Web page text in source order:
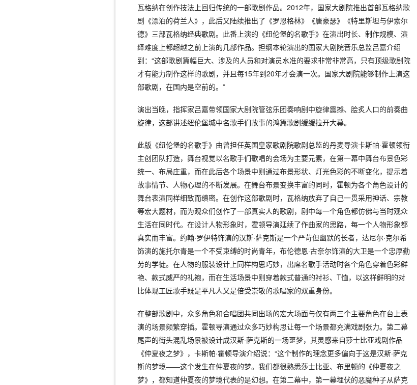
瓦格纳在创作技法上回归传统的一部歌剧作品。2012年，国家大剧院推出首部瓦格纳歌
剧《漂泊的荷兰人》，此后又陆续推出了《罗恩格林》《唐豪瑟》《特里斯坦与伊索尔
德》三部瓦格纳经典歌剧。此番上演的《纽伦堡的名歌手》在演出时长、制作规模、演
绎难度上都超越之前上演的几部作品。担纲本轮演出的国家大剧院音乐总监吕嘉介绍
到：“这部歌剧篇幅巨大、涉及的人员和对演员水准的要求非常非常高，只有顶级歌剧院
才有能力制作这样的歌剧，并且每15年到20年才会演一次。国家大剧院能够制作上演这
部歌剧，在国内是空前的。”
演出当晚，指挥家吕嘉带领国家大剧院管弦乐团奏响剧中旋律震撼、脍炙人口的前奏曲
旋律，这部讲述纽伦堡城中名歌手们故事的鸿篇歌剧缓缓拉开大幕。
此版《纽伦堡的名歌手》由曾担任英国皇家歌剧院歌剧总监的丹麦导演卡斯帕·霍顿领衔
主创团队打造，舞台视觉以名歌手们歌唱的会场为主要元素，在第一幕中舞台布景色彩
统一、布局庄重，而在此后各个场景中则通过布景形状、灯光色彩的不断变化，提示着
故事情节、人物心理的不断发展。在舞台布景变换丰富的同时，霍顿为各个角色设计的
舞台表演同样细致而缜密。在创作这部歌剧时，瓦格纳放弃了自己一贯采用神话、宗教
等宏大题材，而为观众们创作了一部真实人的歌剧，剧中每一个角色都仿佛与当时观众
生活在同时代。在设计人物形象时，霍顿导演延续了作曲家的思路，每一个人物形象都
真实而丰富。约翰·罗伊特饰演的汉斯·萨克斯是一个严苛但幽默的长者，达尼尔·克尔希
饰演的施托尔青是一个不受束缚的时尚青年，布伦德恩·古奈尔饰演的大卫是一个忠厚勤
劳的学徒。在人物的服装设计上同样构思巧妙，出席名歌手活动时各个角色穿着色彩鲜
艳、款式威严的礼袍，而在生活场景中则穿着款式普通的衬衫、T恤，以这样鲜明的对
比体现工匠歌手既是平凡人又是倍受崇敬的歌唱家的双重身份。
在整部歌剧中，众多角色和合唱团共同出场的宏大场面与仅有两三个主要角色在台上表
演的场景频繁穿插。霍顿导演通过众多巧妙构思让每一个场景都充满戏剧张力。第二幕
尾声的街头混乱场景被设计成汉斯·萨克斯的一场噩梦，其灵感来自莎士比亚戏剧作品
《仲夏夜之梦》，卡斯帕·霍顿导演介绍说：“这个制作的理念更多偏向于这是汉斯·萨克
斯的梦境——这个发生在仲夏夜的梦。我们都很熟悉莎士比亚、布里顿的《仲夏夜之
梦》，都知道仲夏夜的梦境代表的是幻想。在第二幕中，第一幕埋伏的恶魔种子从萨克